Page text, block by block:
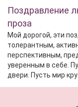
Поздравление
проза
Мой дорогой, эти
толерантным,
перспективным,
уверенным в себе.
двери. Пусть мир